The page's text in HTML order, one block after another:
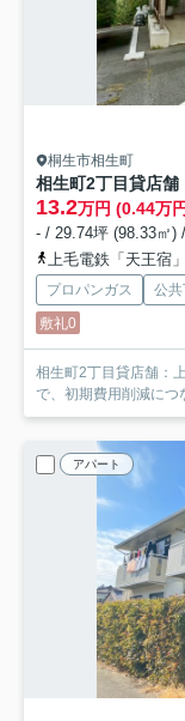
桐生市相生町
相生町2丁目貸店舗
13.2万円 (0.44万
- / 29.74坪 (98.33㎡)
上毛電鉄「天王宿
プロパンガス
公
敷礼0
相生町2丁目貸店舗：
で、初期費用削減につ
アパート